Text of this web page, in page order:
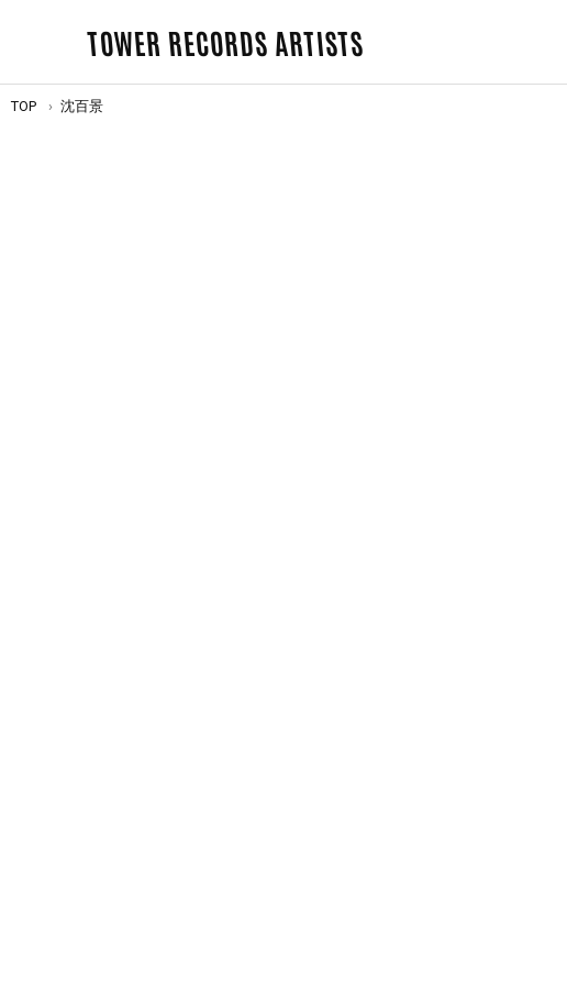
TOWER RECORDS ARTISTS
TOP 沈百景